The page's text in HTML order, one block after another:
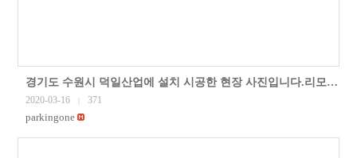
경기도 수원시 덕일산업에 설치 시공한 현장 사진입니다.리모컨식 주차자단기 등 주차관제시스템을
2020-03-16 371
parkingone